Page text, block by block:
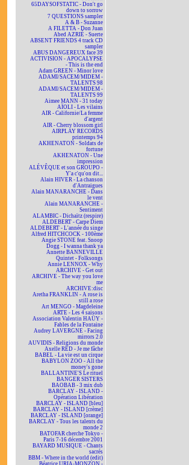
65DAYSOFSTATIC - Don't go
down to sorrow
7 QUESTIONS sampler
A & B - Suzanne
A FILETTA - Don Juan
Abed AZRIÉ - Suerte
ABSENT FRIENDS 4 track CD
sampler
ABUS DANGEREUX face 39
ACTIVISION - APOCALYPSE
- This is the end
Adam GREEN - Minor love
ADAMI/SACEM/MIDEM -
TALENTS 98
ADAMI/SACEM/MIDEM -
TALENTS 99
Aimee MANN - 31 today
AÏOLI - Les vilains
AIR - Californie/La femme
d'argent
AIR - Cherry blossom girl
AIRPLAY RECORDS
printemps 94
AKHENATON - Soldats de
fortune
AKHENATON - Une
impression
ALÉVÊQUE et son GROUPO -
Y'a c'qu'on dit...
Alain HIVER - La chanson
d'Antraigues
Alain MANARANCHE - Dans
le vent
Alain MANARANCHE -
Sentiment
ALAMBIC - Dichaïtz (respire)
ALDEBERT - Carpe Diem
ALDEBERT - L'année du singe
Alfred HITCHCOCK - 100ème
Angie STONE feat. Snoop
Dogg - I wanna thank ya
Annette BANNEVILLE
Quintet - Folksongs
Annie LENNOX - Why
ARCHIVE - Get out
ARCHIVE - The way you love
me
ARCHIVE:disc
Aretha FRANKLIN - A rose is
still a rose
Art MENGO - Magdeleine
ARTE - Les 4 saisons
Association Valentin HAÜY -
Fables de la Fontaine
Audrey LAVERGNE - Facing
mirrors 2.0
AUVIDIS - Religions du monde
Axelle RED - Je me fâche
BABEL - La vie est un cirque
BABYLON ZOO - All the
money's gone
BALLANTINE'S Le rituel
BANGER SISTERS
BAOBAB - 3 mix dub
BARCLAY - ISLAND -
Opération Libération
BARCLAY - ISLAND [bleu]
BARCLAY - ISLAND [crème]
BARCLAY - ISLAND [orange]
BARCLAY - Tous les talents du
monde 2
BATOFAR cherche Tokyo -
Paris 7-16 décembre 2001
BAYARD MUSIQUE - Chants
sacrés
BBM - Where in the world (edit)
Béatrice URIA-MONZON -